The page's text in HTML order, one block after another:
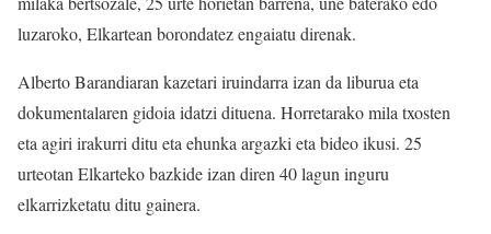
luzaroko, Elkartean borondatez engaiatu direnak.
Alberto Barandiaran kazetari iruindarra izan da liburua eta
dokumentalaren gidoia idatzi dituena. Horretarako mila txosten
eta agiri irakurri ditu eta ehunka argazki eta bideo ikusi. 25
urteotan Elkarteko bazkide izan diren 40 lagun inguru
elkarrizketatu ditu gainera.